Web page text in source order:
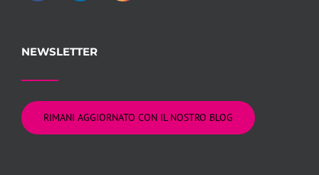
NEWSLETTER
RIMANI AGGIORNATO CON IL NOSTRO BLOG